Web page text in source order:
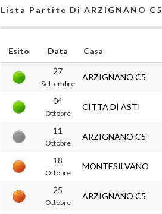
Lista Partite Di ARZIGNANO C5
Esito Data Casa
27
Settembre
ARZIGNANO C5
04
Ottobre
CITTA DI ASTI
11
Ottobre
ARZIGNANO C5
18
Ottobre
MONTESILVANO
25
Ottobre
ARZIGNANO C5